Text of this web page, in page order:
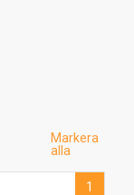
Markera
alla
1